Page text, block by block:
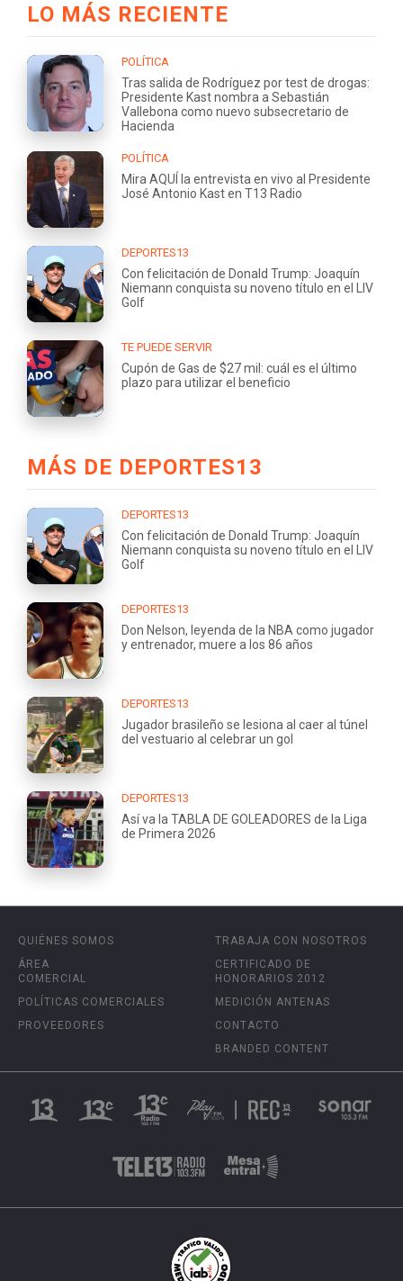
LO MÁS RECIENTE
POLÍTICA
Tras salida de Rodríguez por test de drogas:
Presidente Kast nombra a Sebastián
Vallebona como nuevo subsecretario de
Hacienda
POLÍTICA
Mira AQUÍ la entrevista en vivo al Presidente
José Antonio Kast en T13 Radio
DEPORTES13
Con felicitación de Donald Trump: Joaquín
Niemann conquista su noveno título en el LIV
Golf
TE PUEDE SERVIR
Cupón de Gas de $27 mil: cuál es el último
plazo para utilizar el beneficio
MÁS DE DEPORTES13
DEPORTES13
Con felicitación de Donald Trump: Joaquín
Niemann conquista su noveno título en el LIV
Golf
DEPORTES13
Don Nelson, leyenda de la NBA como jugador
y entrenador, muere a los 86 años
DEPORTES13
Jugador brasileño se lesiona al caer al túnel
del vestuario al celebrar un gol
DEPORTES13
Así va la TABLA DE GOLEADORES de la Liga
de Primera 2026
QUIÉNES SOMOS
ÁREA
COMERCIAL
POLÍTICAS COMERCIALES
PROVEEDORES
TRABAJA CON NOSOTROS
CERTIFICADO DE
HONORARIOS 2012
MEDICIÓN ANTENAS
CONTACTO
BRANDED CONTENT